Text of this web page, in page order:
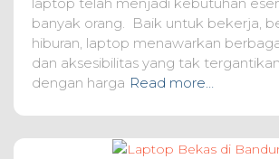
banyak orang. Baik untuk bekerja,
hiburan, laptop menawarkan
dan aksesibilitas yang tak
dengan harga Read more…